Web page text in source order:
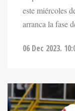
este miércoles
arranca la fase
06 Dec 2023.